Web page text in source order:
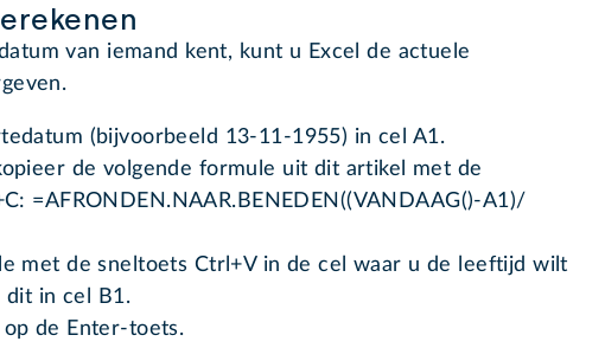
van iemand kent, kunt u Excel de actuele
(bijvoorbeeld 13-11-1955) in cel A1.
de volgende formule uit dit artikel met de
=AFRONDEN.NAAR.BENEDEN((VANDAAG()-A1)/
met de sneltoets Ctrl+V in de cel waar u de leeftijd wilt
dit in cel B1.
op de Enter-toets.